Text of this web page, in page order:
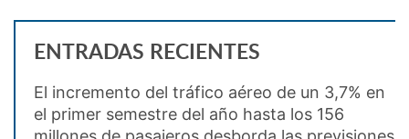
ENTRADAS RECIENTES
El incremento del tráfico aéreo de un 3,7% en
el primer semestre del año hasta los 156